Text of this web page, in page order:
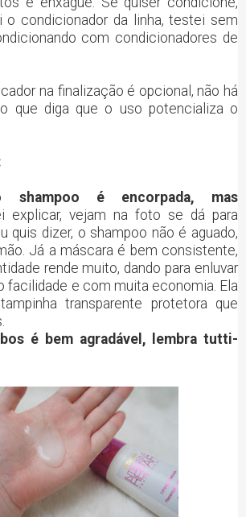
o condicionador da linha, testei sem
com condicionadores de
na finalização é opcional, não há
que diga que o uso potencializa o
é encorpada, mas
explicar, vejam na foto se dá para
quis dizer, o shampoo não é aguado,
Já a máscara é bem consistente,
rende muito, dando para enluvar
facilidade e com muita economia. Ela
transparente protetora que
é bem agradável, lembra tutti-